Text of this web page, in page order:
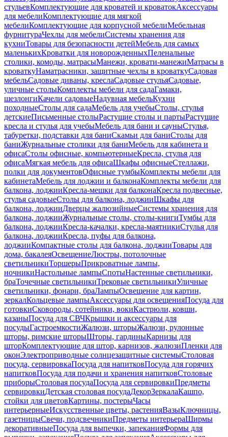
стульевКомплектующие для кроватей и кроватокАксессуары
для мебелиКомплектующие для мягкой
мебелиКомплектующие для корпусной мебелиМебельная
фурнитураЧехлы для мебелиСистемы хранения для
кухниТовары для безопасности детейМебель для самых
маленькихКроватки для новорожденныхПеленальные
столики, комоды, матрасыМанежи, кровати-манежиМатрасы в
кроваткуНаматрасники, защитные чехлы в кроваткуСадовая
мебельСадовые диваны, креслаСадовые стульяСадовые,
уличные столыКомплекты мебели для садаГамаки,
шезлонгиКачели садовыеНадувная мебельКухни
походныеСтолы для садаМебель для учебыСтолы, стулья
детскиеПисьменные столыРастущие столы и партыРастущие
кресла и стулья для учебыМебель для бани и сауныСтулья,
табуретки, подставки для баниСкамьи для баниСтолы для
баниЖурнальные столики для баниМебель для кабинета и
офисаСтолы офисные, компьютерныеКресла, стулья для
офисаМягкая мебель для офисаШкафы офисныеСтеллажи,
полки для документовОфисные тумбыКомплекты мебели для
кабинетаМебель для лоджии и балконаКомплекты мебели для
балкона, лоджииКресла-мешки для балконаКресла подвесные,
стулья садовыеСтолы для балкона, лоджииШкафы для
балкона, лоджииДверцы жалюзийныеСистемы хранения для
балкона, лоджииЖурнальные столы, столы-книгиТумбы для
балкона, лоджииКресла-качалки, кресла-маятникиСтулья для
балкона, лоджииКресла, пуфы для балкона,
лоджииКомпактные столы для балкона, лоджииТовары для
дома, бакалеяОсвещениеЛюстры, потолочные
светильникиТоршерыПрикроватные лампы,
ночникиНастольные лампыСпотыНастенные светильники,
браТочечные светильникиТрековые светильникиУличные
светильники, фонари, браЛампыОсвещение для картин,
зеркалКольцевые лампыАксессуары для освещенияПосуда для
готовкиСковороды, сотейники, вокиКастрюли, ковши,
казаныПосуда для СВЧКрышки и аксессуары для
посудыГастроемкостиЖалюзи, шторыЖалюзи, рулонные
шторы, римские шторыШторы, гардиныКарнизы для
шторКомплектующие для штор, карнизов, жалюзиПленки для
оконЭлектроприводные солнцезащитные системыСтоловая
посуда, сервировкаПосуда для напитковПосуда для горячих
напитковПосуда для подачи и хранения напитковСтоловые
приборыСтоловая посудаПосуда для сервировкиПредметы
сервировкиДетская столовая посудаДекорЗеркалаКашпо,
стойки для цветовКартины, постерыЧасы
интерьерныеИскусственные цветы, растенияВазыКлючницы,
газетницыСвечи, подсвечникиПредметы интерьераШирмы
декоративныеПосуда для выпечки, запеканияФормы для